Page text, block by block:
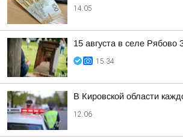
14:05
15 августа в селе Рябово
15:34
В Кировской области
12:06